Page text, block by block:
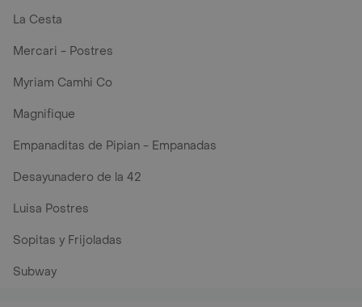
La Cesta
Mercari - Postres
Myriam Camhi Co
Magnifique
Empanaditas de Pipian - Empanadas
Desayunadero de la 42
Luisa Postres
Sopitas y Frijoladas
Subway